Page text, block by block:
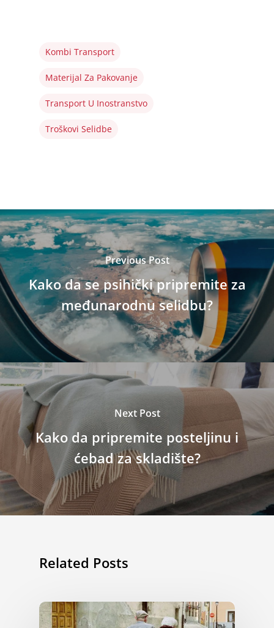
Kombi Transport
Materijal Za Pakovanje
Transport U Inostranstvo
Troškovi Selidbe
Previous Post
Kako da se psihički pripremite za
međunarodnu selidbu?
Next Post
Kako da pripremite posteljinu i
ćebad za skladište?
Related Posts